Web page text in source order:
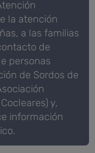
la atención
a las familias
de
personas
de Sordos de
y,
información